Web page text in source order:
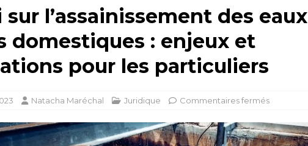
sur l’assainissement des eaux
domestiques : enjeux et
pour les particuliers
Natacha Maréchal Juridique Commentaires fermés